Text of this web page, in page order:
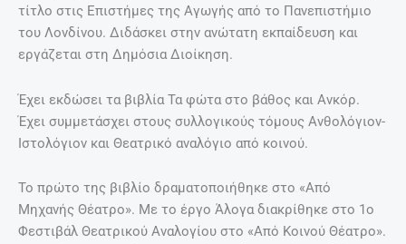
τίτλο στις Επιστήμες της Αγωγής από το Πανεπιστήμιο
του Λονδίνου. Διδάσκει στην ανώτατη εκπαίδευση και
εργάζεται στη Δημόσια Διοίκηση.
Έχει εκδώσει τα βιβλία Τα φώτα στο βάθος και Ανκόρ.
Έχει συμμετάσχει στους συλλογικούς τόμους Ανθολόγιον-
Ιστολόγιον και Θεατρικό αναλόγιο από κοινού.
Το πρώτο της βιβλίο δραματοποιήθηκε στο «Από
Μηχανής Θέατρο». Mε το έργο Άλογα διακρίθηκε στο 1ο
Φεστιβάλ Θεατρικού Αναλογίου στο «Από Κοινού Θέατρο».